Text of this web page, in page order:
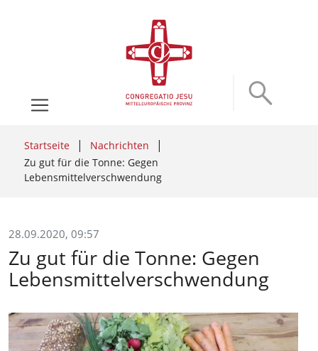
Startseite
Nachrichten
Zu gut für die Tonne: Gegen
Lebensmittelverschwendung
28.09.2020, 09:57
Zu gut für die Tonne: Gegen
Lebensmittelverschwendung